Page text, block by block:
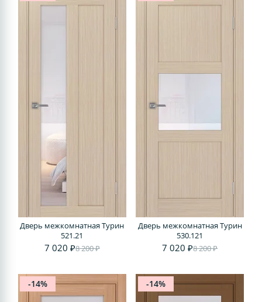
Дверь межкомнатная Турин
521.21
7 020 ₽8 200 ₽
Дверь межкомнатная Турин
530.121
7 020 ₽8 200 ₽
-14% -14%